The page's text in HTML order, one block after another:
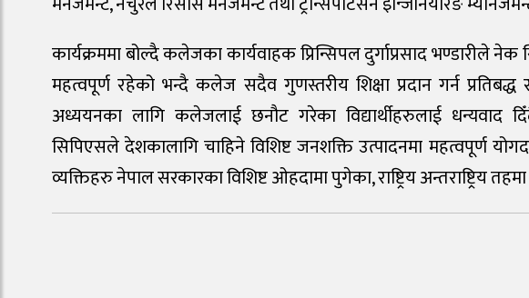
कार्यक्रममा बोल्दै कलेजका कार्यवाहक प्रिन्सिपल दुर्गाप्रसाद भण्डारीले
महत्वपूर्ण रहेको भन्दै कलेज सदैव गुणस्तरीय शिक्षा प्रदान गर्न
अध्ययनका लागि कलेजलाई छनौट गरेका विद्यार्थीहरुलाई धन्यवाद
सिपिएसले देशकालागि चाहिने विशिष्ट जनशक्ति उत्पादनमा महत्वपूर्ण
व्यक्तिहरु नेपाल सरकारका विशिष्ट ओहदामा पुगेका, राष्ट्रिय अन्तराष्ट्रिय